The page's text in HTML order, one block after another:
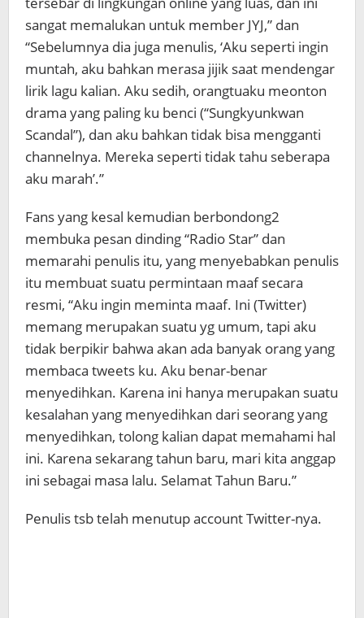
sangat memalukan untuk member JYJ,” dan
“Sebelumnya dia juga menulis, ‘Aku seperti ingin
muntah, aku bahkan merasa jijik saat mendengar
lirik lagu kalian. Aku sedih, orangtuaku meonton
drama yang paling ku benci (“Sungkyunkwan
Scandal”), dan aku bahkan tidak bisa mengganti
channelnya. Mereka seperti tidak tahu seberapa
aku marah’.”
Fans yang kesal kemudian berbondong2
membuka pesan dinding “Radio Star” dan
memarahi penulis itu, yang menyebabkan penulis
itu membuat suatu permintaan maaf secara
resmi, “Aku ingin meminta maaf. Ini (Twitter)
memang merupakan suatu yg umum, tapi aku
tidak berpikir bahwa akan ada banyak orang yang
membaca tweets ku. Aku benar-benar
menyedihkan. Karena ini hanya merupakan suatu
kesalahan yang menyedihkan dari seorang yang
menyedihkan, tolong kalian dapat memahami hal
ini. Karena sekarang tahun baru, mari kita anggap
ini sebagai masa lalu. Selamat Tahun Baru.”
Penulis tsb telah menutup account Twitter-nya.